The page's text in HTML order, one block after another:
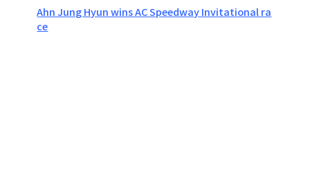
Ahn Jung Hyun wins AC Speedway Invitational ra
ce